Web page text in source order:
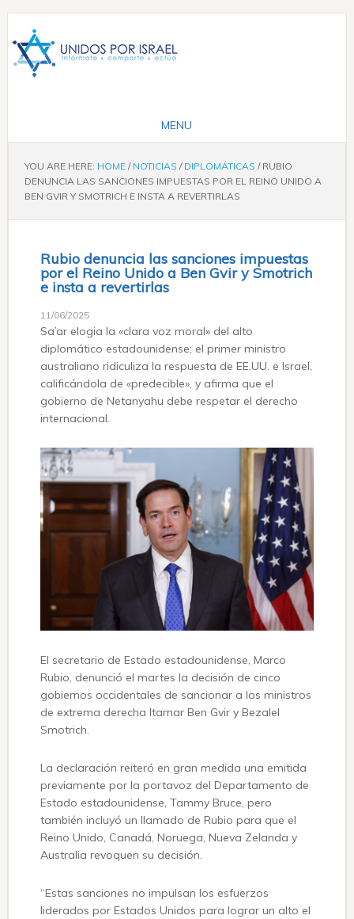
YOU ARE HERE: HOME / NOTICIAS / DIPLOMÁTICAS /RUBIO
DENUNCIA LAS SANCIONES IMPUESTAS POR EL REINO UNIDO A
BEN GVIR Y SMOTRICH E INSTA A REVERTIRLAS
Rubio denuncia las sanciones impuestas
por el Reino Unido a Ben Gvir y Smotrich
e insta a revertirlas
11/06/2025
Sa’ar elogia la «clara voz moral» del alto
diplomático estadounidense; el primer ministro
australiano ridiculiza la respuesta de EE.UU. e Israel,
calificándola de «predecible», y afirma que el
gobierno de Netanyahu debe respetar el derecho
internacional.
El secretario de Estado estadounidense, Marco
Rubio, denunció el martes la decisión de cinco
gobiernos occidentales de sancionar a los ministros
de extrema derecha Itamar Ben Gvir y Bezalel
Smotrich.
La declaración reiteró en gran medida una emitida
previamente por la portavoz del Departamento de
Estado estadounidense, Tammy Bruce, pero
también incluyó un llamado de Rubio para que el
Reino Unido, Canadá, Noruega, Nueva Zelanda y
Australia revoquen su decisión.
“Estas sanciones no impulsan los esfuerzos
liderados por Estados Unidos para lograr un alto el